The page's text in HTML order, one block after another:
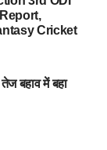
Cricket
तेज बहाव में बहा